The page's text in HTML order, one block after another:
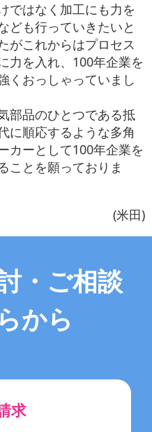
ではなく加工にも力を
ども行っていきたいと
がこれからはプロセス
力を入れ、100年企業を
くおっしゃっていまし
部品のひとつである抵
に順応するような多角
カーとして100年企業を
ことを願っておりま
(米田)
・ご相談
から
求